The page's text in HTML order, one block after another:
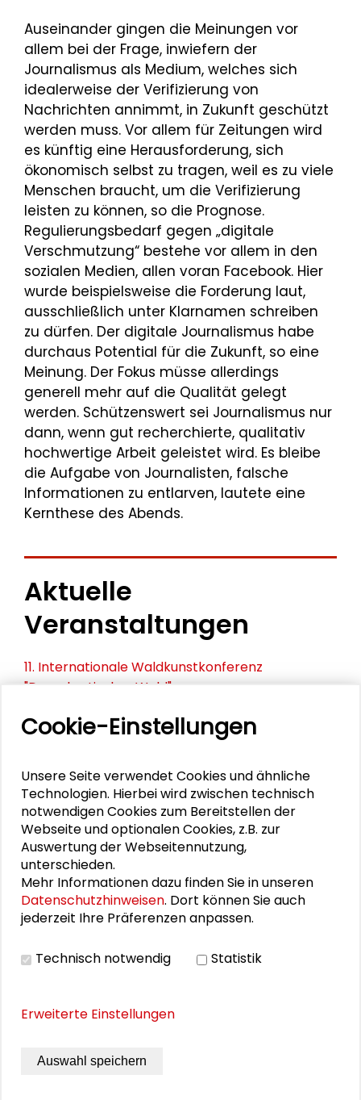
Auseinander gingen die Meinungen vor
allem bei der Frage, inwiefern der
Journalismus als Medium, welches sich
idealerweise der Verifizierung von
Nachrichten annimmt, in Zukunft geschützt
werden muss. Vor allem für Zeitungen wird
es künftig eine Herausforderung, sich
ökonomisch selbst zu tragen, weil es zu viele
Menschen braucht, um die Verifizierung
leisten zu können, so die Prognose.
Regulierungsbedarf gegen „digitale
Verschmutzung“ bestehe vor allem in den
sozialen Medien, allen voran Facebook. Hier
wurde beispielsweise die Forderung laut,
ausschließlich unter Klarnamen schreiben
zu dürfen. Der digitale Journalismus habe
durchaus Potential für die Zukunft, so eine
Meinung. Der Fokus müsse allerdings
generell mehr auf die Qualität gelegt
werden. Schützenswert sei Journalismus nur
dann, wenn gut recherchierte, qualitativ
hochwertige Arbeit geleistet wird. Es bleibe
die Aufgabe von Journalisten, falsche
Informationen zu entlarven, lautete eine
Kernthese des Abends.
Aktuelle
Veranstaltungen
11. Internationale Waldkunstkonferenz
"Demokratischer Wald"
Schlüsseltexte für die Wirtschaft von morgen
Dialog
Schader-Festival 2026
25. Runder Tisch Wissenschaftsstadt Darmstadt
DOWNLOADS
Programm der Abschlussveranstaltung (PDF)
Impressionen der Veranstaltung
Cookie-Einstellungen
Unsere Seite verwendet Cookies und ähnliche
Technologien. Hierbei wird zwischen technisch
notwendigen Cookies zum Bereitstellen der
Webseite und optionalen Cookies, z.B. zur
Auswertung der Webseitennutzung,
unterschieden.
Mehr Informationen dazu finden Sie in unseren
Datenschutzhinweisen. Dort können Sie auch
jederzeit Ihre Präferenzen anpassen.
Technisch notwendig Statistik
Erweiterte Einstellungen
Auswahl speichern